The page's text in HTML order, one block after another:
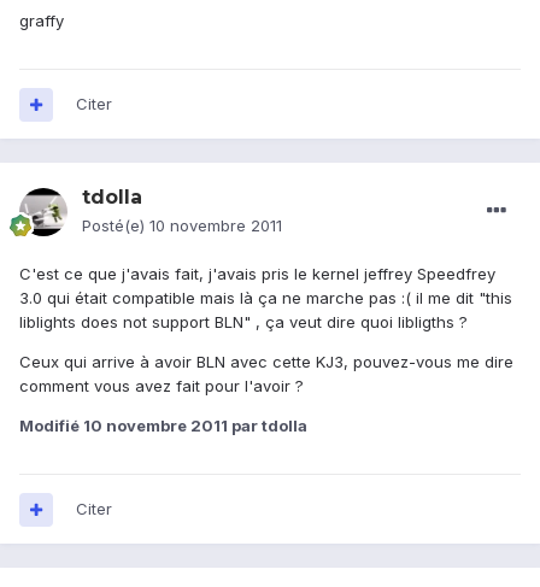
graffy
Citer
tdolla
Posté(e) 10 novembre 2011
C'est ce que j'avais fait, j'avais pris le kernel jeffrey Speedfrey
3.0 qui était compatible mais là ça ne marche pas :( il me dit "this
liblights does not support BLN" , ça veut dire quoi libligths ?
Ceux qui arrive à avoir BLN avec cette KJ3, pouvez-vous me dire
comment vous avez fait pour l'avoir ?
Modifié 10 novembre 2011 par tdolla
Citer